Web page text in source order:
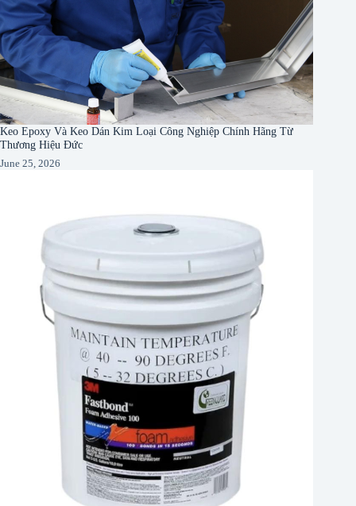
Keo Epoxy Và Keo Dán Kim Loại Công Nghiệp Chính Hãng Từ
Thương Hiệu Đức
June 25, 2026